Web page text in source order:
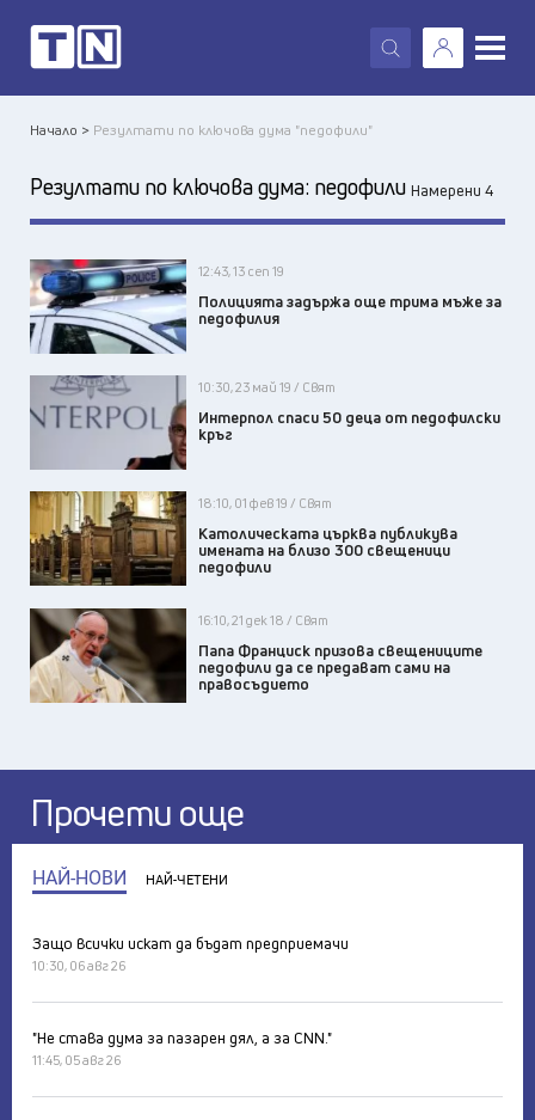
X
Начало > Резултати по ключова дума "педофили"
Резултати по ключова дума: педофили Намерени 4
12:43, 13 сеп 19
Полицията задържа още трима мъже за
педофилия
10:30, 23 май 19 / Свят
Интерпол спаси 50 деца от педофилски
кръг
18:10, 01 фев 19 / Свят
Католическата църква публикува
имената на близо 300 свещеници
педофили
16:10, 21 дек 18 / Свят
Папа Франциск призова свещениците
педофили да се предават сами на
правосъдието
Прочети още
НАЙ-НОВИ НАЙ-ЧЕТЕНИ
Защо всички искат да бъдат предприемачи
10:30, 06 авг 26
"Не става дума за пазарен дял, а за CNN."
11:45, 05 авг 26